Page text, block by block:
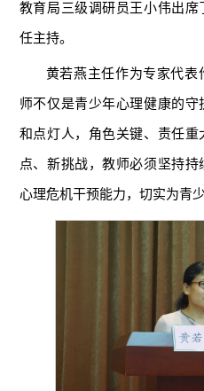
教育局三级调研员王小伟出
任主持。
黄若燕主任作为专家代表
师不仅是青少年心理健康的
和点灯人，角色关键、责任
点、新挑战，教师必须坚持
心理危机干预能力，切实为青